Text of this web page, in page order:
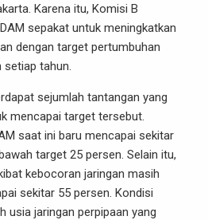
Karena itu, Komisi B
sepakat untuk meningkatkan
dengan target pertumbuhan
setiap tahun.
sejumlah tantangan yang
mencapai target tersebut.
saat ini baru mencapai sekitar
target 25 persen. Selain itu,
kebocoran jaringan masih
sekitar 55 persen. Kondisi
usia jaringan perpipaan yang